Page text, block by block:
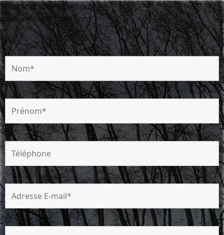
Vous êtes intéressés ou
vous avez des questions ?